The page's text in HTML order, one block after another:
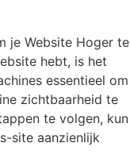
je Website Hoger te
hebt, is het
essentieel om
zichtbaarheid te
te volgen, kun
site aanzienlijk